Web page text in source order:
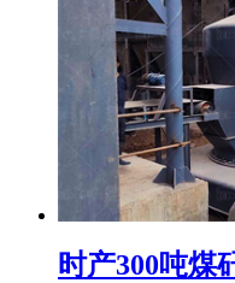
时产300吨煤